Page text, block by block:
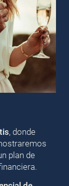
, donde
plan de